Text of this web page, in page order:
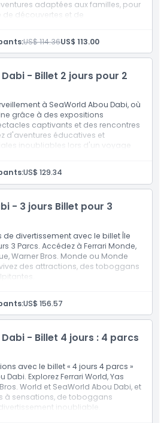
adaptées aux familles, pour
découvertes et de
Dabi, billet d'une journée avec
pour une expérience complète.
US$ 114.36US$ 113.00
- Billet 2 jours pour 2
à SeaWorld Abou Dabi, où
grâce à des expositions
captivants et des rencontres
d'aventures éducatives et
inoubliables lors d'un voyage
à une admission générale dans
de votre choix, par exemple
Dabi.
deux jours distincts. Vous pouvez
durant deux jours consécutifs ou
calendaires suivant votre première
US$ 129.34
- 3 jours Billet pour 3
de divertissement avec le billet Île
3 Parcs. Accédez à Ferrari Monde,
Warner Bros. Monde ou Monde
des attractions, des toboggans
à une admission générale dans
de votre choix, c.-à-d. Ferrari
Aquatique, Warner Bros. Monde
trois jours distincts. Vous pouvez
consécutifs ou dans les six
US$ 156.57
- Billet 4 jours : 4 parcs
avec le billet « 4 jours 4 parcs »
Dabi. Explorez Ferrari World, Yas
World et SeaWorld Abou Dabi, et
à sensations, de toboggans
inoubliable.